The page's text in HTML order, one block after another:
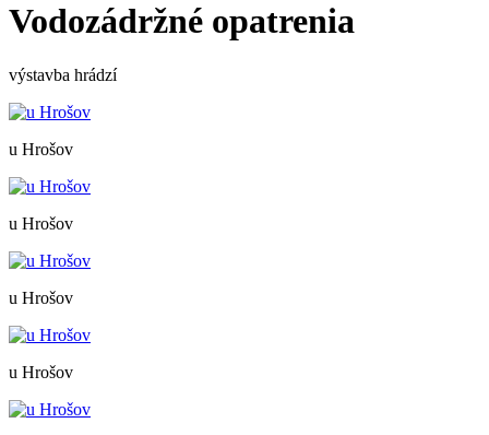
Vodozádržné opatrenia
výstavba hrádzí
u Hrošov
u Hrošov
u Hrošov
u Hrošov